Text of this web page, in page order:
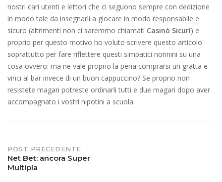
nostri cari utenti e lettori che ci seguono sempre con dedizione
in modo tale da insegnarli a giocare in modo responsabile e
sicuro (altrimenti non ci saremmo chiamati Casinò Sicurì) e
proprio per questo motivo ho voluto scrivere questo articolo
soprattutto per fare riflettere questi simpatici nonnini su una
cosa ovvero: ma ne vale proprio la pena comprarsi un gratta e
vinci al bar invece di un buon cappuccino? Se proprio non
resistete magari potreste ordinarli tutti e due magari dopo aver
accompagnato i vostri nipotini a scuola.
Post
navigation
POST PRECEDENTE
Net Bet: ancora Super
Multipla